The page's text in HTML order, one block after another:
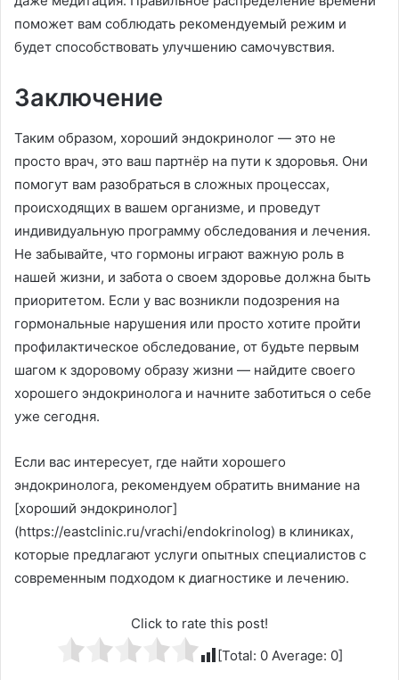
поможет вам соблюдать рекомендуемый режим и
будет способствовать улучшению самочувствия.
Заключение
Таким образом, хороший эндокринолог — это не
просто врач, это ваш партнёр на пути к здоровья. Они
помогут вам разобраться в сложных процессах,
происходящих в вашем организме, и проведут
индивидуальную программу обследования и лечения.
Не забывайте, что гормоны играют важную роль в
нашей жизни, и забота о своем здоровье должна быть
приоритетом. Если у вас возникли подозрения на
гормональные нарушения или просто хотите пройти
профилактическое обследование, от будьте первым
шагом к здоровому образу жизни — найдите своего
хорошего эндокринолога и начните заботиться о себе
уже сегодня.
Если вас интересует, где найти хорошего
эндокринолога, рекомендуем обратить внимание на
[хороший эндокринолог]
(https://eastclinic.ru/vrachi/endokrinolog) в клиниках,
которые предлагают услуги опытных специалистов с
современным подходом к диагностике и лечению.
Click to rate this post!
[Total: 0Average: 0]